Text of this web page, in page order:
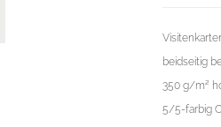
beidseitig
350 g/m²
5/5-farbig